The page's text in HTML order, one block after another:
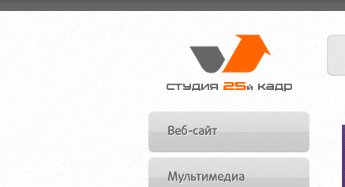
Веб-сайт
Мультимедиа